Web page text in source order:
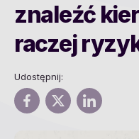
znaleźć
raczej
Udostępnij: